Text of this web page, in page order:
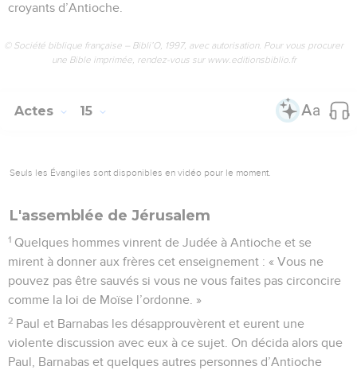
croyants d’Antioche.
© Société biblique française – Bibli’O, 1997, avec autorisation. Pour vous procurer
une Bible imprimée, rendez-vous sur www.editionsbiblio.fr
Actes 15
Seuls les Évangiles sont disponibles en vidéo pour le moment.
L'assemblée de Jérusalem
1 Quelques hommes vinrent de Judée à Antioche et se
mirent à donner aux frères cet enseignement : « Vous ne
pouvez pas être sauvés si vous ne vous faites pas circoncire
comme la loi de Moïse l’ordonne. »
2 Paul et Barnabas les désapprouvèrent et eurent une
violente discussion avec eux à ce sujet. On décida alors que
Paul, Barnabas et quelques autres personnes d’Antioche